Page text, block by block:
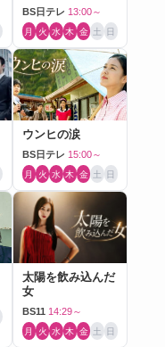
BS日テレ 13:00～
月 火 水 木 金 土 日
ウンヒの涙
BS日テレ 15:00～
月 火 水 木 金 土 日
太陽を飲み込んだ
女
BS11 14:29～
月 火 水 木 金 土 日